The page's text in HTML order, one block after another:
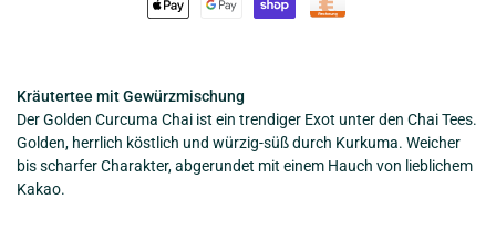
Kräutertee mit Gewürzmischung
Der Golden Curcuma Chai ist ein trendiger Exot unter den Chai Tees.
Golden, herrlich köstlich und würzig-süß durch Kurkuma. Weicher
bis scharfer Charakter, abgerundet mit einem Hauch von lieblichem
Kakao.